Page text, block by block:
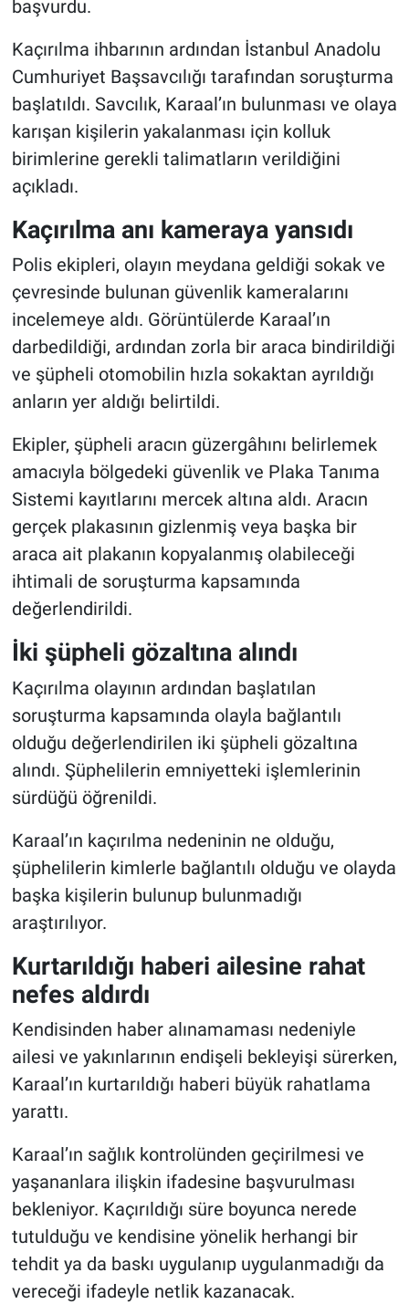
başvurdu.
Kaçırılma ihbarının ardından İstanbul Anadolu
Cumhuriyet Başsavcılığı tarafından soruşturma
başlatıldı. Savcılık, Karaal’ın bulunması ve olaya
karışan kişilerin yakalanması için kolluk
birimlerine gerekli talimatların verildiğini
açıkladı.
Kaçırılma anı kameraya yansıdı
Polis ekipleri, olayın meydana geldiği sokak ve
çevresinde bulunan güvenlik kameralarını
incelemeye aldı. Görüntülerde Karaal’ın
darbedildiği, ardından zorla bir araca bindirildiği
ve şüpheli otomobilin hızla sokaktan ayrıldığı
anların yer aldığı belirtildi.
Ekipler, şüpheli aracın güzergâhını belirlemek
amacıyla bölgedeki güvenlik ve Plaka Tanıma
Sistemi kayıtlarını mercek altına aldı. Aracın
gerçek plakasının gizlenmiş veya başka bir
araca ait plakanın kopyalanmış olabileceği
ihtimali de soruşturma kapsamında
değerlendirildi.
İki şüpheli gözaltına alındı
Kaçırılma olayının ardından başlatılan
soruşturma kapsamında olayla bağlantılı
olduğu değerlendirilen iki şüpheli gözaltına
alındı. Şüphelilerin emniyetteki işlemlerinin
sürdüğü öğrenildi.
Karaal’ın kaçırılma nedeninin ne olduğu,
şüphelilerin kimlerle bağlantılı olduğu ve olayda
başka kişilerin bulunup bulunmadığı
araştırılıyor.
Kurtarıldığı haberi ailesine rahat
nefes aldırdı
Kendisinden haber alınamaması nedeniyle
ailesi ve yakınlarının endişeli bekleyişi sürerken,
Karaal’ın kurtarıldığı haberi büyük rahatlama
yarattı.
Karaal’ın sağlık kontrolünden geçirilmesi ve
yaşananlara ilişkin ifadesine başvurulması
bekleniyor. Kaçırıldığı süre boyunca nerede
tutulduğu ve kendisine yönelik herhangi bir
tehdit ya da baskı uygulanıp uygulanmadığı da
vereceği ifadeyle netlik kazanacak.